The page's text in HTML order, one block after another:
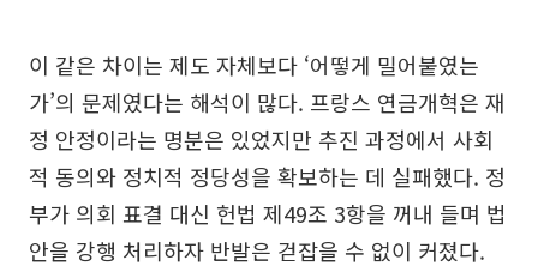
이 같은 차이는 제도 자체보다 ‘어떻게 밀어붙였는
가’의 문제였다는 해석이 많다. 프랑스 연금개혁은 재
정 안정이라는 명분은 있었지만 추진 과정에서 사회
적 동의와 정치적 정당성을 확보하는 데 실패했다. 정
부가 의회 표결 대신 헌법 제49조 3항을 꺼내 들며 법
안을 강행 처리하자 반발은 걷잡을 수 없이 커졌다.